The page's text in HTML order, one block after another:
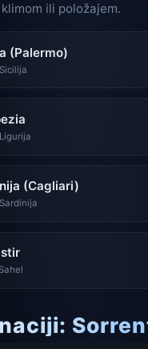
ili položajem.
(Palermo)
(Cagliari)